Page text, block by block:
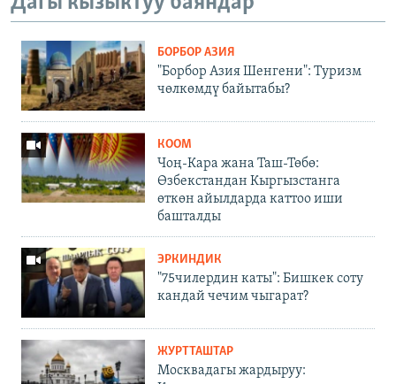
БОРБОР АЗИЯ
"Борбор Азия Шенгени": Туризм
чөлкөмдү байытабы?
КООМ
Чоң-Кара жана Таш-Төбө:
Өзбекстандан Кыргызстанга
өткөн айылдарда каттоо иши
башталды
ЭРКИНДИК
"75чилердин каты": Бишкек соту
кандай чечим чыгарат?
ЖУРТТАШТАР
Москвадагы жардыруу: